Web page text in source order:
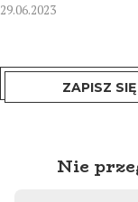
29.06.2023
ZAPISZ
Nie